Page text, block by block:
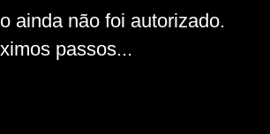
ainda não foi autorizado.
passos...